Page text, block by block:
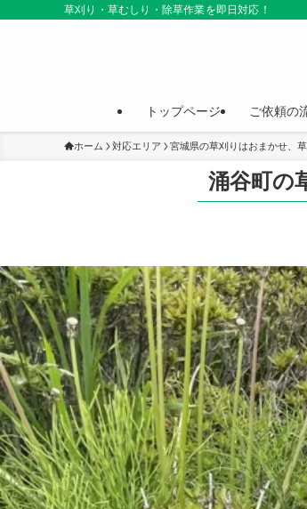
草刈り・草むしり・除草作業を即日対応！
トップページ ご依頼の
ホーム 対応エリア 宮城県の草刈りはおまかせ、
涌谷町の